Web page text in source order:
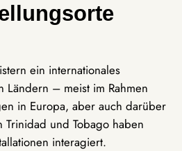
ein internationales
Ländern – meist im Rahmen
in Europa, aber auch darüber
Trinidad und Tobago haben
interagiert.